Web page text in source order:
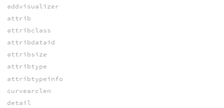
addvisualizer
attrib
attribclass
attribdataid
attribsize
attribtype
attribtypeinfo
curvearclen
detail